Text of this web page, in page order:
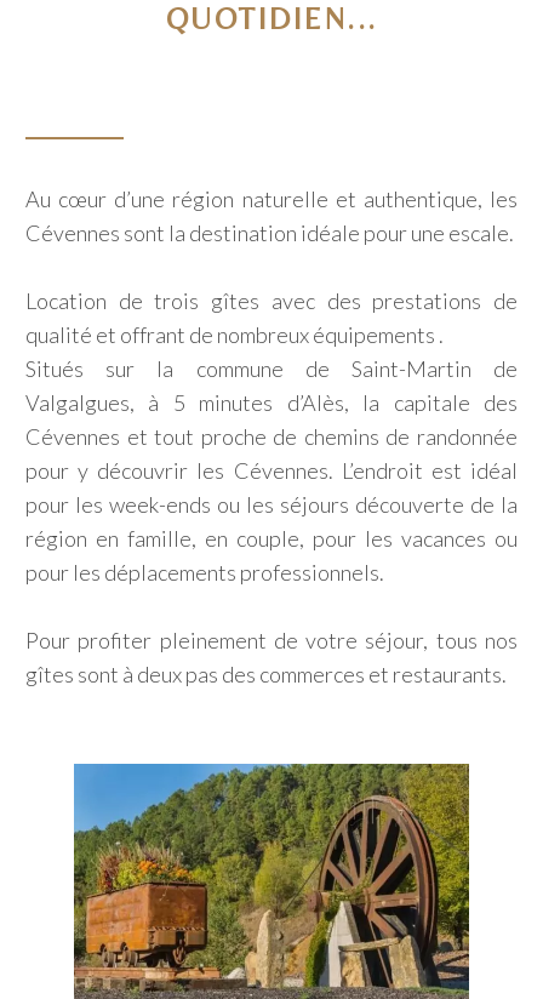
QUOTIDIEN...
Au cœur d’une région naturelle et authentique, les
Cévennes sont la destination idéale pour une escale.
Location de trois gîtes avec des prestations de
qualité et offrant de nombreux équipements .
Situés sur la commune de Saint-Martin de
Valgalgues, à 5 minutes d’Alès, la capitale des
Cévennes et tout proche de chemins de randonnée
pour y découvrir les Cévennes. L’endroit est idéal
pour les week-ends ou les séjours découverte de la
région en famille, en couple, pour les vacances ou
pour les déplacements professionnels.
Pour profiter pleinement de votre séjour, tous nos
gîtes sont à deux pas des commerces et restaurants.